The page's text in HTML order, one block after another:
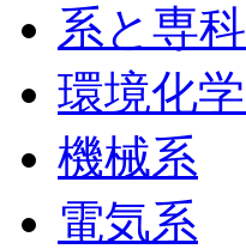
系と専
環境化
機械系
電気系